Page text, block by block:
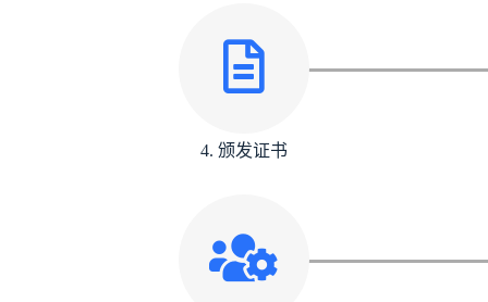
4. 颁发证书